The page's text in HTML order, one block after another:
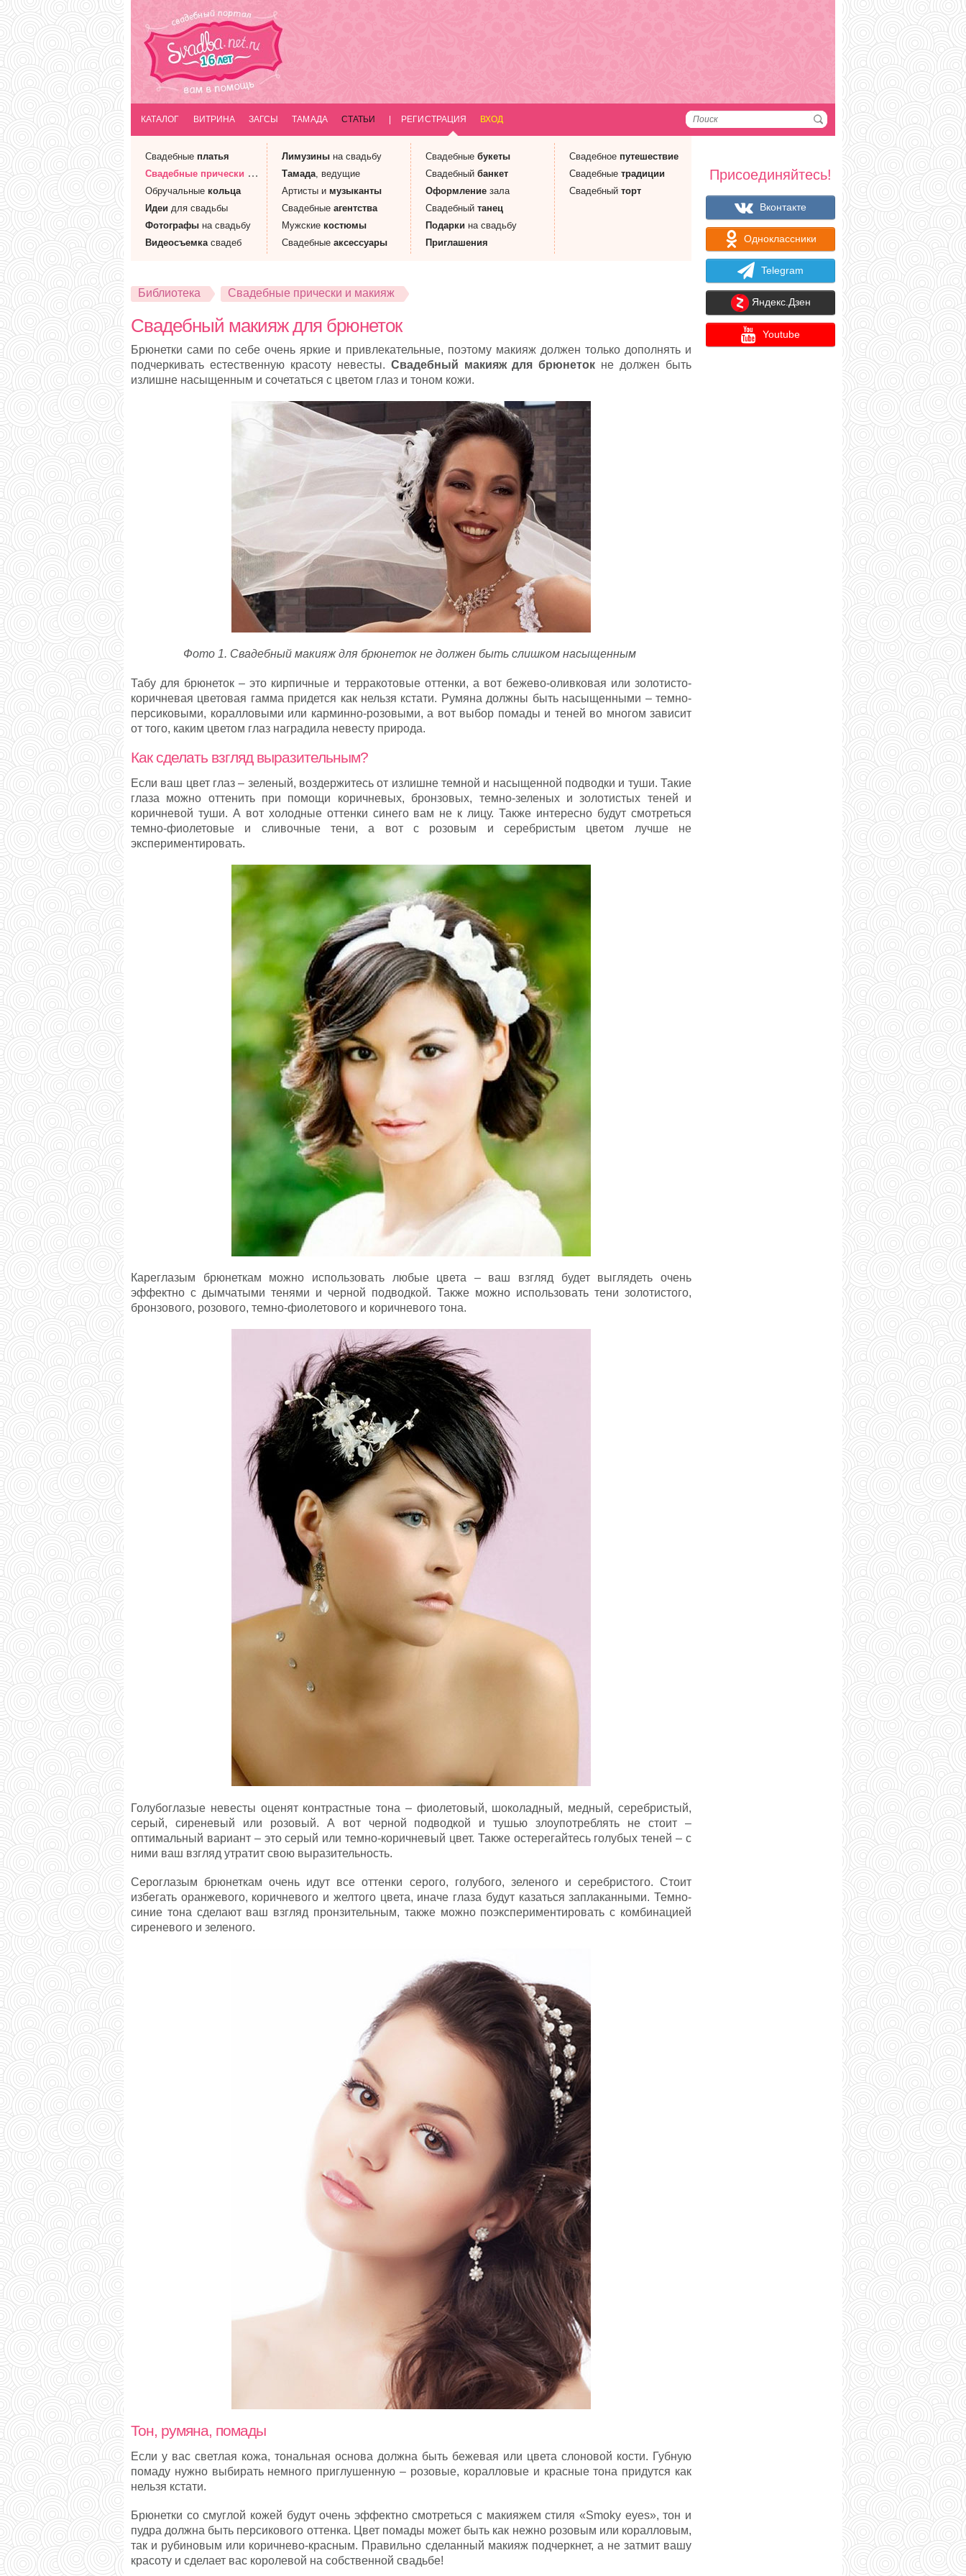
КАТАЛОГ ВИТРИНА ЗАГСЫ ТАМАДА СТАТЬИ РЕГИСТРАЦИЯ ВХОД
Свадебные платья
Свадебные прически
Обручальные кольца
Идеи для свадьбы
Фотографы на свадьбу
Видеосъемкасвадеб
Лимузины на свадьбу
Тамада, ведущие
Артисты и музыканты
Свадебные агентства
Мужские костюмы
Свадебные аксессуары
Свадебные букеты
Свадебный банкет
Оформление зала
Свадебный танец
Подарки на свадьбу
Приглашения
Свадебное путешествие
Свадебные традиции
Свадебный торт
Библиотека Свадебные прически и макияж
Свадебный макияж для брюнеток
Брюнетки сами по себе очень яркие и привлекательные, поэтому макияж должен только дополнять и
подчеркивать естественную красоту невесты. Свадебный макияж для брюнеток не должен быть
излишне насыщенным и сочетаться с цветом глаз и тоном кожи.
Фото 1. Свадебный макияж для брюнеток не должен быть слишком насыщенным
Табу для брюнеток – это кирпичные и терракотовые оттенки, а вот бежево-оливковая или золотисто-
коричневая цветовая гамма придется как нельзя кстати. Румяна должны быть насыщенными – темно-
персиковыми, коралловыми или карминно-розовыми, а вот выбор помады и теней во многом зависит
от того, каким цветом глаз наградила невесту природа.
Как сделать взгляд выразительным?
Если ваш цвет глаз – зеленый, воздержитесь от излишне темной и насыщенной подводки и туши. Такие
глаза можно оттенить при помощи коричневых, бронзовых, темно-зеленых и золотистых теней и
коричневой туши. А вот холодные оттенки синего вам не к лицу. Также интересно будут смотреться
темно-фиолетовые и сливочные тени, а вот с розовым и серебристым цветом лучше не
экспериментировать.
Кареглазым брюнеткам можно использовать любые цвета – ваш взгляд будет выглядеть очень
эффектно с дымчатыми тенями и черной подводкой. Также можно использовать тени золотистого,
бронзового, розового, темно-фиолетового и коричневого тона.
Голубоглазые невесты оценят контрастные тона – фиолетовый, шоколадный, медный, серебристый,
серый, сиреневый или розовый. А вот черной подводкой и тушью злоупотреблять не стоит –
оптимальный вариант – это серый или темно-коричневый цвет. Также остерегайтесь голубых теней – с
ними ваш взгляд утратит свою выразительность.
Сероглазым брюнеткам очень идут все оттенки серого, голубого, зеленого и серебристого. Стоит
избегать оранжевого, коричневого и желтого цвета, иначе глаза будут казаться заплаканными. Темно-
синие тона сделают ваш взгляд пронзительным, также можно поэкспериментировать с комбинацией
сиреневого и зеленого.
Тон, румяна, помады
Если у вас светлая кожа, тональная основа должна быть бежевая или цвета слоновой кости. Губную
помаду нужно выбирать немного приглушенную – розовые, коралловые и красные тона придутся как
нельзя кстати.
Брюнетки со смуглой кожей будут очень эффектно смотреться с макияжем стиля «Smoky eyes», тон и
пудра должна быть персикового оттенка. Цвет помады может быть как нежно розовым или коралловым,
так и рубиновым или коричнево-красным. Правильно сделанный макияж подчеркнет, а не затмит вашу
красоту и сделает вас королевой на собственной свадьбе!
Присоединяйтесь!
Вконтакте
Одноклассники
Telegram
Яндекс.Дзен
Youtube